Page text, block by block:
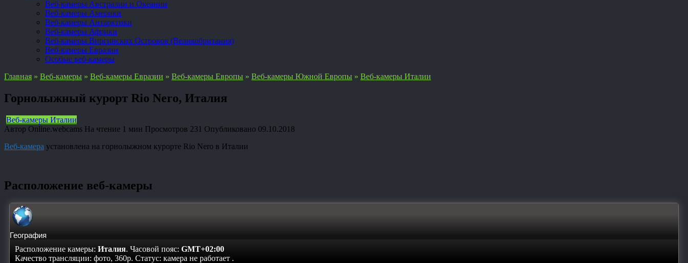
Веб-камеры Австралии и Океании
Веб-камеры Америки
Веб-камеры Антарктики
Веб-камеры Африки
Веб-камеры Виргинских Островов (Великобритания)
Веб-камеры Евразии
Особые веб-камеры
Главная » Веб-камеры » Веб-камеры Евразии » Веб-камеры Европы » Веб-камеры Южной Европы » Веб-камеры Италии
Горнолыжный курорт Rio Nero, Италия
Веб-камеры Италии
Автор Online.webcams На чтение 1 мин Просмотров 231 Опубликовано 09.10.2018
Веб-камера установлена на горнолыжном курорте Rio Nero в Италии
Расположение веб-камеры
География
Расположение камеры: Италия. Часовой пояс: GMT+02:00
Качество трансляции: фото, 360p. Статус: камера не работает .